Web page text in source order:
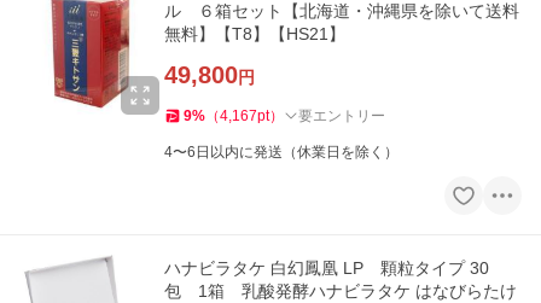
ル ６箱セット【北海道・沖縄県を除いて送料
無料】【T8】【HS21】
49,800円
9% （4,167pt） 要エントリー
4〜6日以内に発送（休業日を除く）
ハナビラタケ 白幻鳳凰 LP 顆粒タイプ 30
包 1箱 乳酸発酵ハナビラタケ はなびらたけ